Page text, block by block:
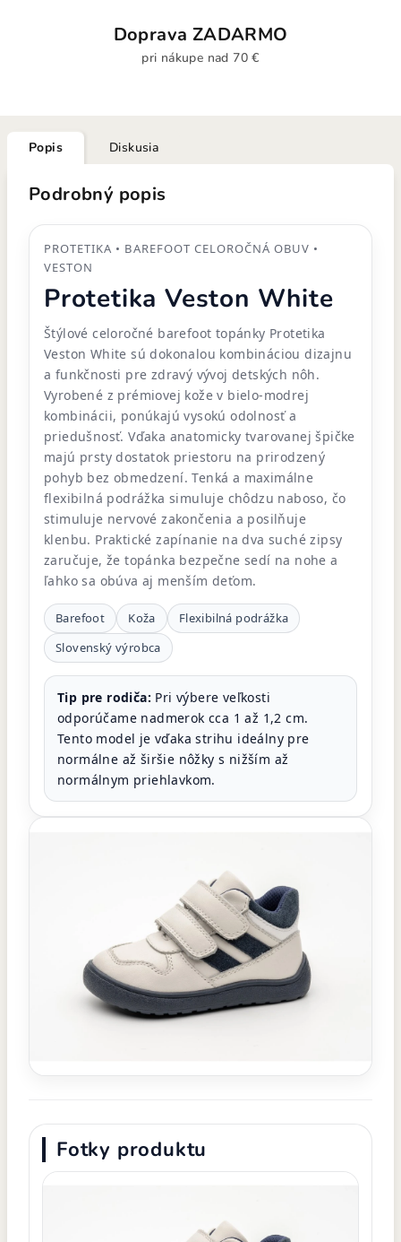
Doprava ZADARMO
pri nákupe nad 70 €
Popis Diskusia
Podrobný popis
PROTETIKA • BAREFOOT CELOROČNÁ OBUV •
VESTON
Protetika Veston White
Štýlové celoročné barefoot topánky Protetika
Veston White sú dokonalou kombináciou dizajnu
a funkčnosti pre zdravý vývoj detských nôh.
Vyrobené z prémiovej kože v bielo-modrej
kombinácii, ponúkajú vysokú odolnosť a
priedušnosť. Vďaka anatomicky tvarovanej špičke
majú prsty dostatok priestoru na prirodzený
pohyb bez obmedzení. Tenká a maximálne
flexibilná podrážka simuluje chôdzu naboso, čo
stimuluje nervové zakončenia a posilňuje
klenbu. Praktické zapínanie na dva suché zipsy
zaručuje, že topánka bezpečne sedí na nohe a
ľahko sa obúva aj menším deťom.
Barefoot Koža
Flexibilná podrážka
Slovenský výrobca
Tip pre rodiča: Pri výbere veľkosti
odporúčame nadmerok cca 1 až 1,2 cm.
Tento model je vďaka strihu ideálny pre
normálne až širšie nôžky s nižším až
normálnym priehlavkom.
Fotky produktu